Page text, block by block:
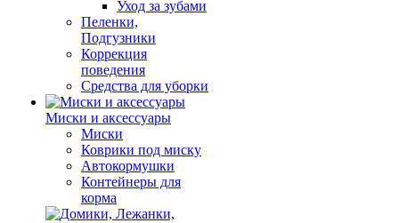
Уход за зубами
Пеленки,
Подгузники
Коррекция
поведения
Средства для уборки
Миски и аксессуары
Миски
Коврики под миску
Автокормушки
Контейнеры для
корма